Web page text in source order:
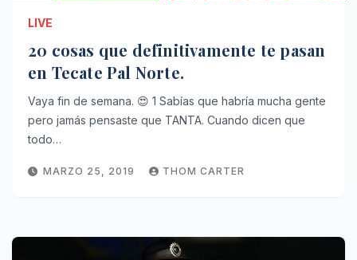
LIVE
20 cosas que definitivamente te pasan
en Tecate Pal Norte.
Vaya fin de semana. 😍 1 Sabías que habría mucha gente
pero jamás pensaste que TANTA. Cuando dicen que
todo…
MARZO 25, 2019 THOM CARTER